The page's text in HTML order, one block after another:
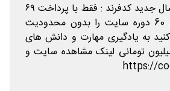
تخفیف ویژه شروع سال جدید کدفرند : فقط با پرداخت ۶۹
هزار تومان به تمامی 60 دوره سایت را بدون محدودیت
به یادگیری مهارت و دانش های
تومانی لینک مشاهده سایت و